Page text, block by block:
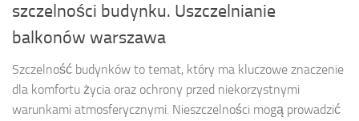
szczelności budynku. Uszczelnianie
balkonów warszawa
Szczelność budynków to temat, który ma kluczowe znaczenie
dla komfortu życia oraz ochrony przed niekorzystnymi
warunkami atmosferycznymi. Nieszczelności mogą prowadzić